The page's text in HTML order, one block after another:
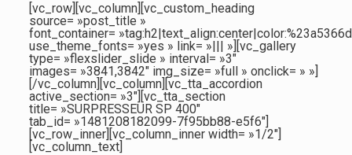
[vc_row][vc_column][vc_custom_heading
source= »post_title »
font_container=
use_theme_fonts= »yes » link= »||| »][vc_gallery
type= »flexslider_slide » interval= »3″
images= »3841,3842″ img_size= »full » onclick= » »]
[/vc_column][vc_column][vc_tta_accordion
active_section= »3″][vc_tta_section
title= »SURPRESSEUR SP 400″
tab_id= »1481208182099-7f95bb88-e5f6″]
[vc_row_inner][vc_column_inner width= »1/2″]
[vc_column_text]